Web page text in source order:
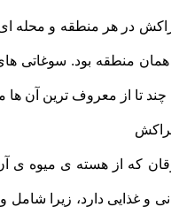
در هر منطقه و محله
منطقه بود. سوغاتی
تا از معروف ترین آن ها
که از هسته ی میوه ی